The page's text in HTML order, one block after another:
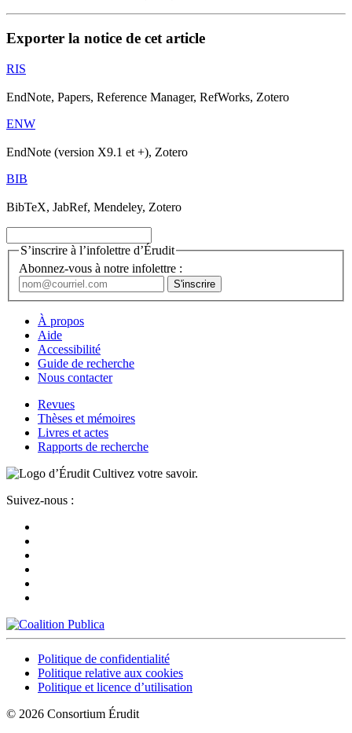
Exporter la notice de cet article
RIS
EndNote, Papers, Reference Manager, RefWorks, Zotero
ENW
EndNote (version X9.1 et +), Zotero
BIB
BibTeX, JabRef, Mendeley, Zotero
S’inscrire à l’infolettre d’Érudit
Abonnez-vous à notre infolettre :
À propos
Aide
Accessibilité
Guide de recherche
Nous contacter
Revues
Thèses et mémoires
Livres et actes
Rapports de recherche
Cultivez votre savoir.
Suivez-nous :
Politique de confidentialité
Politique relative aux cookies
Politique et licence d’utilisation
© 2026 Consortium Érudit